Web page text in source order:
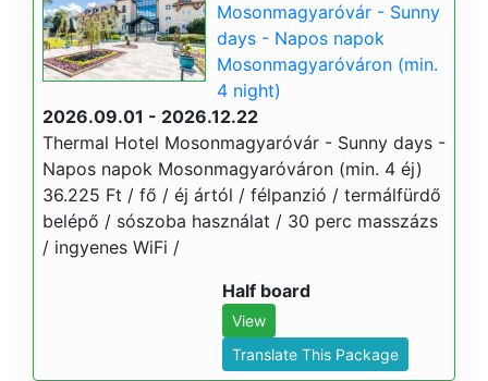
Mosonmagyaróvár - Sunny
days - Napos napok
Mosonmagyaróváron (min.
4 night)
2026.09.01 - 2026.12.22
Thermal Hotel Mosonmagyaróvár - Sunny days -
Napos napok Mosonmagyaróváron (min. 4 éj)
36.225 Ft / fő / éj ártól / félpanzió / termálfürdő
belépő / sószoba használat / 30 perc masszázs
/ ingyenes WiFi /
Half board
View
Translate This Package